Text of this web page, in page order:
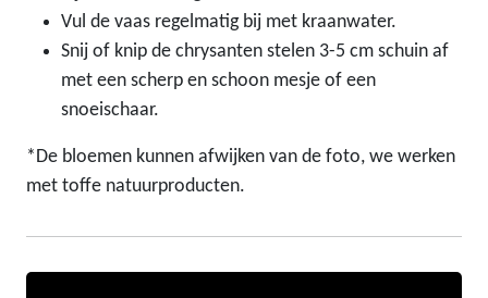
Vul de vaas regelmatig bij met kraanwater.
Snij of knip de chrysanten stelen 3-5 cm schuin af
met een scherp en schoon mesje of een
snoeischaar.
*De bloemen kunnen afwijken van de foto, we werken
met toffe natuurproducten.